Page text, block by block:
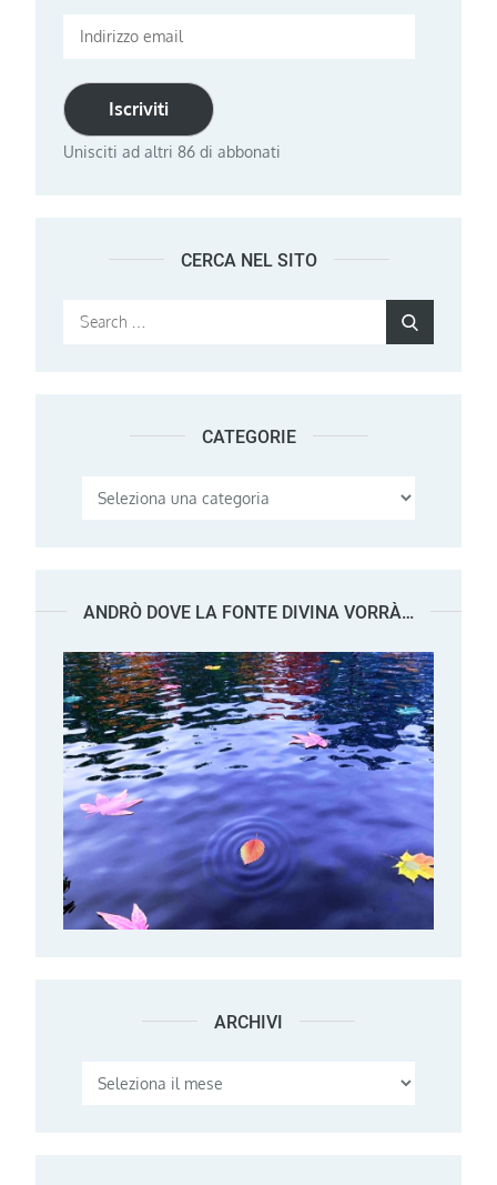
Indirizzo
Iscriviti
Unisciti ad altri 86 di abbonati
CERCA NEL SITO
Search
CATEGORIE
Categorie
ANDRÒ DOVE LA FONTE DIVINA VORRÀ…
ARCHIVI Archivi